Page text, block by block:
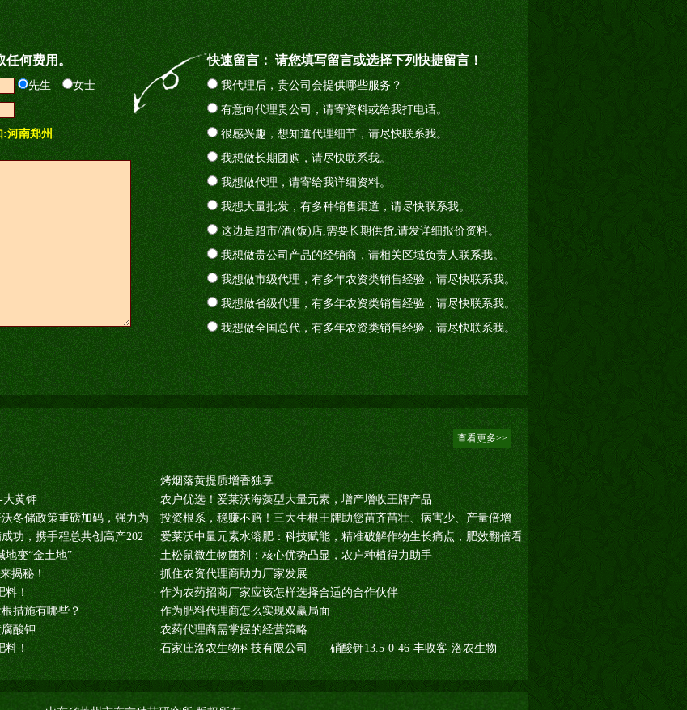
任何费用。
快速留言： 请您填写留言或选择下列快捷留言！
先生 女士 我代理后，贵公司会提供哪些服务？
有意向代理贵公司，请寄资料或给我打电话。
:河南郑州 很感兴趣，想知道代理细节，请尽快联系我。
我想做长期团购，请尽快联系我。
我想做代理，请寄给我详细资料。
我想大量批发，有多种销售渠道，请尽快联系我。
这边是超市/酒(饭)店,需要长期供货,请发详细报价资料。
我想做贵公司产品的经销商，请相关区域负责人联系我。
我想做市级代理，有多年农资类销售经验，请尽快联系我。
我想做省级代理，有多年农资类销售经验，请尽快联系我。
我想做全国总代，有多年农资类销售经验，请尽快联系我。
查看更多>>
·烤烟落黄提质增香独享
大黄钾 ·农户优选！爱莱沃海藻型大量元素，增产增收王牌产品
冬储政策重磅加码，强力为 ·投资根系，稳赚不赔！三大生根王牌助您苗齐苗壮、病害少、产量倍增
功，携手程总共创高产202 ·爱莱沃中量元素水溶肥：科技赋能，精准破解作物生长痛点，肥效翻倍看
地变“金土地” ·土松鼠微生物菌剂：核心优势凸显，农户种植得力助手
揭秘！ ·抓住农资代理商助力厂家发展
料！ ·作为农药招商厂家应该怎样选择合适的合作伙伴
措施有哪些？ ·作为肥料代理商怎么实现双赢局面
酸钾 ·农药代理商需掌握的经营策略
料！ ·石家庄洛农生物科技有限公司——硝酸钾13.5-0-46-丰收客-洛农生物